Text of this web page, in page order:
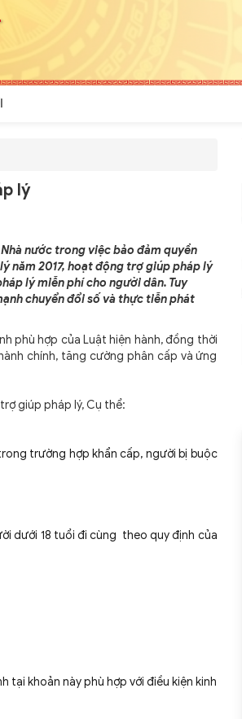
lý
nước trong việc bảo đảm quyền
năm 2017, hoạt động trợ giúp pháp lý
lý miễn phí cho người dân. Tuy
chuyển đổi số và thực tiễn phát
phù hợp của Luật hiện hành, đồng thời
chính, tăng cường phân cấp và ứng
giúp pháp lý, Cụ thể:
trường hợp khẩn cấp, người bị buộc
dưới 18 tuổi đi cùng theo quy định của
tại khoản này phù hợp với điều kiện kinh